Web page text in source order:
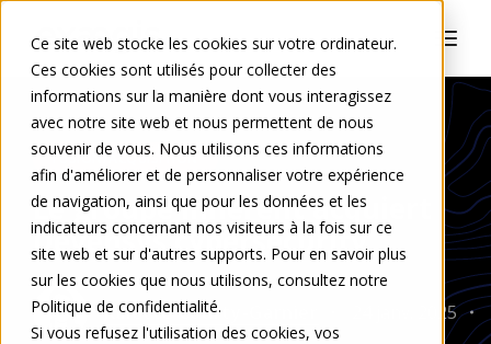
Ce site web stocke les cookies sur votre ordinateur.
Ces cookies sont utilisés pour collecter des
informations sur la manière dont vous interagissez
avec notre site web et nous permettent de nous
souvenir de vous. Nous utilisons ces informations
afin d'améliorer et de personnaliser votre expérience
de navigation, ainsi que pour les données et les
indicateurs concernant nos visiteurs à la fois sur ce
site web et sur d'autres supports. Pour en savoir plus
sur les cookies que nous utilisons, consultez notre
Politique de confidentialité.
Si vous refusez l'utilisation des cookies, vos
FUSION/ACQUISITION
Le groupe Inherent acquiert
Devensys cybersecurity
Juliette Courty-Garnier
24 janv. 2025